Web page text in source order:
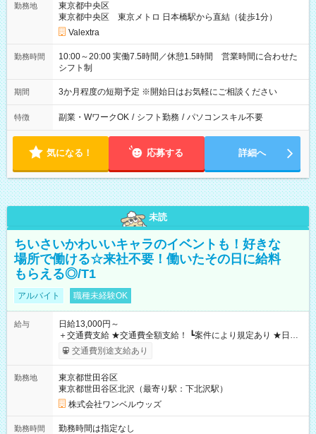
勤務地
東京都中央区
東京都中央区 東京メトロ 日本橋駅から直結（徒歩1分）
Valextra
勤務時間
10:00～20:00 実働7.5時間／休憩1.5時間 営業時間に合わせた
シフト制
期間 3か月程度の短期予定 ※開始日はお気軽にご相談ください
特徴 副業・WワークOK / シフト勤務 / パソコンスキル不要
気になる！ 応募する 詳細へ
未読
ちいさいかわいいキャラのイベントも！好きな
場所で働ける☆来社不要！働いたその日に給料
もらえる◎/T1
アルバイト 職種未経験OK
給与
日給13,000円～
＋交通費支給 ★交通費全額支給！ ┗案件により規定あり ★日払
いOK！（規定あり） ┗働いたその日に現金GET♪ お仕事後はコ
ンビニATMから 日払い分を引き落とせます！ 【試用期間】試
交通費別途支給あり
勤務地
東京都世田谷区
東京都世田谷区北沢（最寄り駅：下北沢駅）
株式会社ワンベルウッズ
勤務時間
勤務時間は指定なし